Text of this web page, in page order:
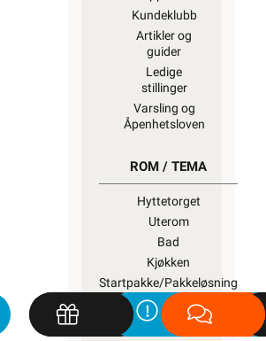
Kundeklubb
Artikler og
guider
Ledige
stillinger
Varsling og
Åpenhetsloven
ROM / TEMA
Hyttetorget
Uterom
Bad
Kjøkken
Startpakke/Pakkeløsning